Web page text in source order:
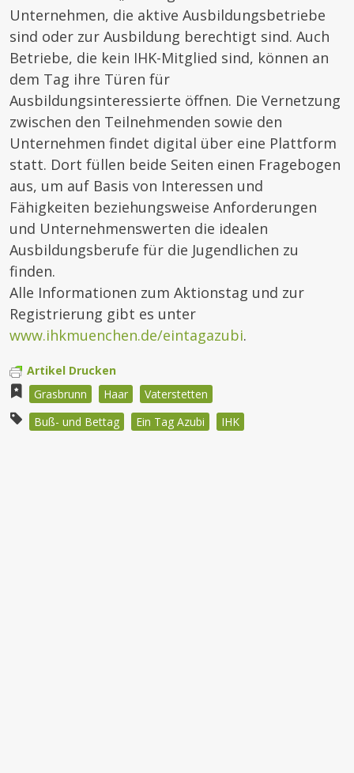
Unternehmen, die aktive Ausbildungsbetriebe
sind oder zur Ausbildung berechtigt sind. Auch
Betriebe, die kein IHK-Mitglied sind, können an
dem Tag ihre Türen für
Ausbildungsinteressierte öffnen. Die Vernetzung
zwischen den Teilnehmenden sowie den
Unternehmen findet digital über eine Plattform
statt. Dort füllen beide Seiten einen Fragebogen
aus, um auf Basis von Interessen und
Fähigkeiten beziehungsweise Anforderungen
und Unternehmenswerten die idealen
Ausbildungsberufe für die Jugendlichen zu
finden.
Alle Informationen zum Aktionstag und zur
Registrierung gibt es unter
www.ihkmuenchen.de/eintagazubi.
Artikel Drucken
Grasbrunn
Haar
Vaterstetten
Buß- und Bettag
Ein Tag Azubi IHK